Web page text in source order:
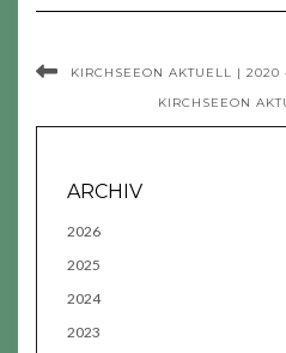
KIRCHSEEON AKTUELL | 2020
KIRCHSEEON
ARCHIV
2026
2025
2024
2023